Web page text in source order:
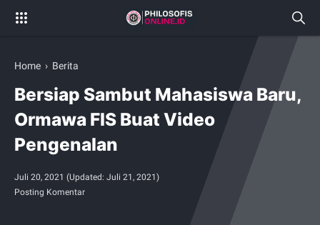
Home › Berita
Bersiap Sambut Mahasiswa Baru,
Ormawa FIS Buat Video
Pengenalan
Juli 20, 2021 (Updated: Juli 21, 2021)
Posting Komentar